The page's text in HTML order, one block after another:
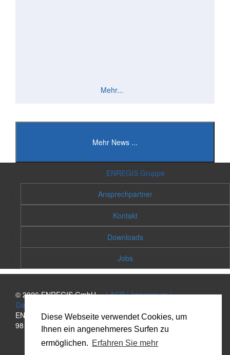
Diese Webseite verwendet Cookies, um
Ihnen ein angenehmeres Surfen zu
ermöglichen. Erfahren Sie mehr
Mehr...
Mehr News ...
ENREGIS Gruppe
Ansprechpartner
Kontakt
Downloads
Jobs
© 2026ENREGIS GmbH | AGB | Impressum |
Datenschutz
ENREGIS GmbH Lockweg 83 | D-59846 Sundern | +49 29 33
98 36 8-0 |info[at]enregis.de